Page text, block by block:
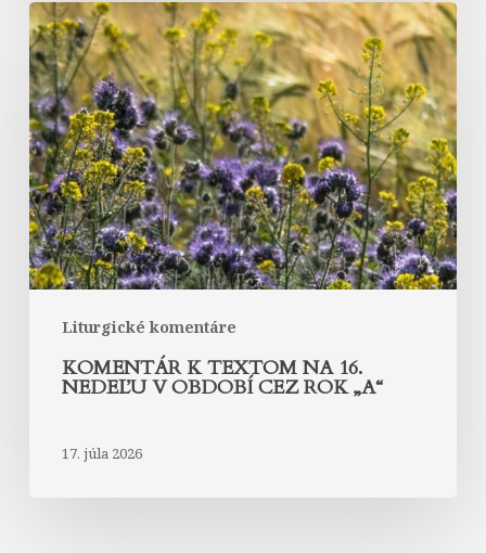
Liturgické komentáre
Komentár
k
textom
na
16.
nedeľu
v
období
cez
rok
„A“
KOMENTÁR K TEXTOM NA 16.
NEDEĽU V OBDOBÍ CEZ ROK „A“
17. júla 2026